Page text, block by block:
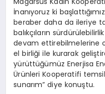
İnanıyoruz ki
beraber daha da ileriye
balıkçıların
devam ettirebilmelerine
el birliği ile kurarak
yürüttüğümüz Enerjisa
Ürünleri Kooperatifi
sunarım” diye konuştu.